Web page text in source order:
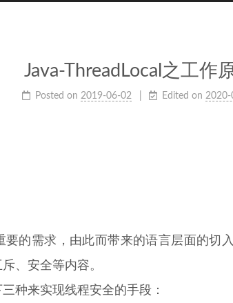
Java-ThreadLocal之工作
Posted on 2019-06-02 Edited on 2020-
要的需求，由此而带来的语言层面的切
、安全等内容。
种来实现线程安全的手段：